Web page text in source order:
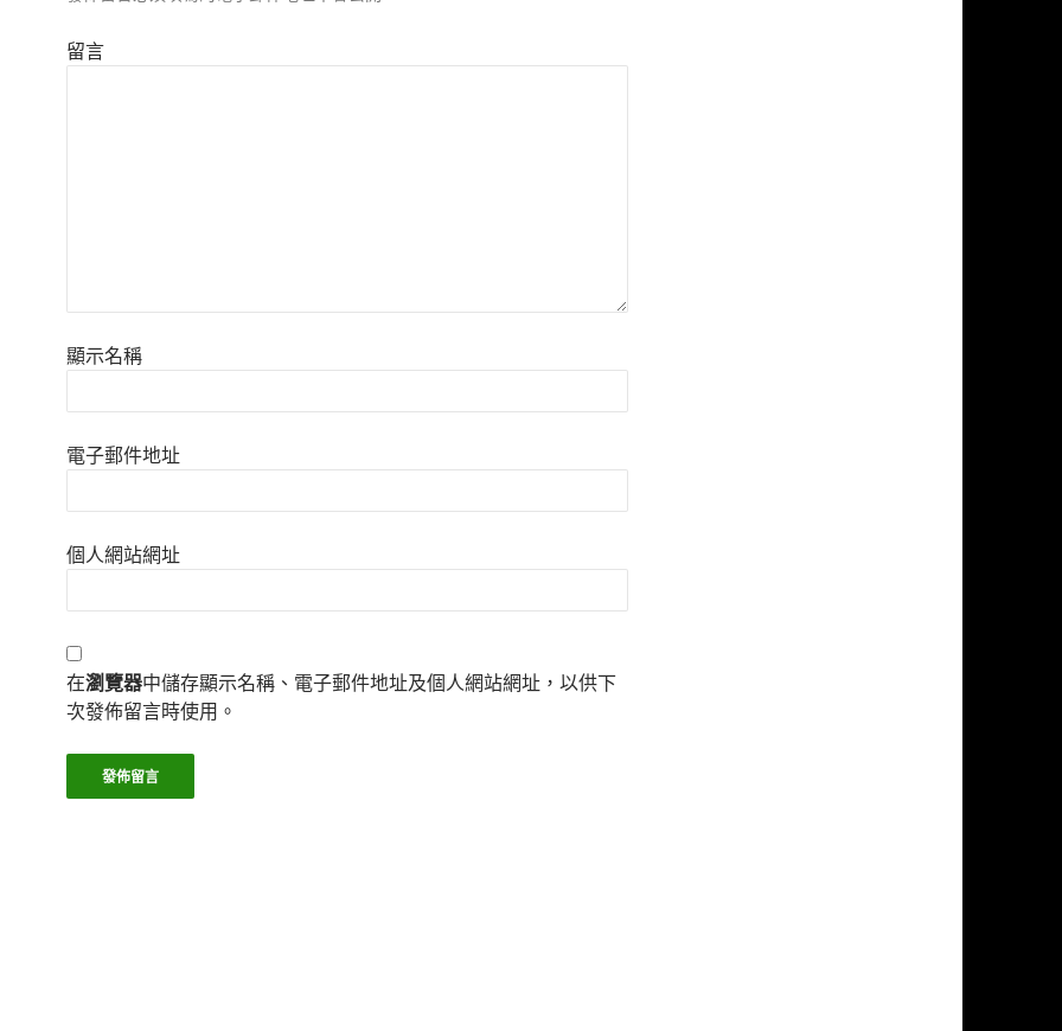
留言
顯示名稱
電子郵件地址
個人網站網址
在瀏覽器中儲存顯示名稱、電子郵件地址及個人網站網址，以供下
次發佈留言時使用。